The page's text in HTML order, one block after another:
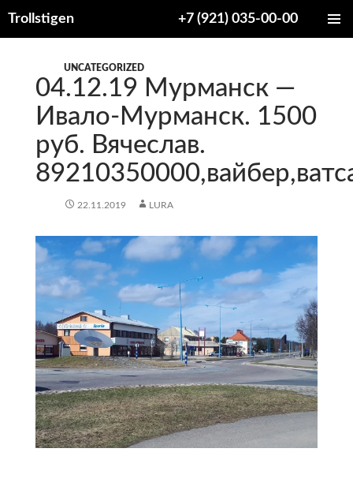
Trollstigen +7 (921) 035-00-00
СОДЕРЖИМОМУUNCATEGORIZED
04.12.19 Мурманск —
Ивало-Мурманск. 1500
руб. Вячеслав.
22.11.2019 LURA